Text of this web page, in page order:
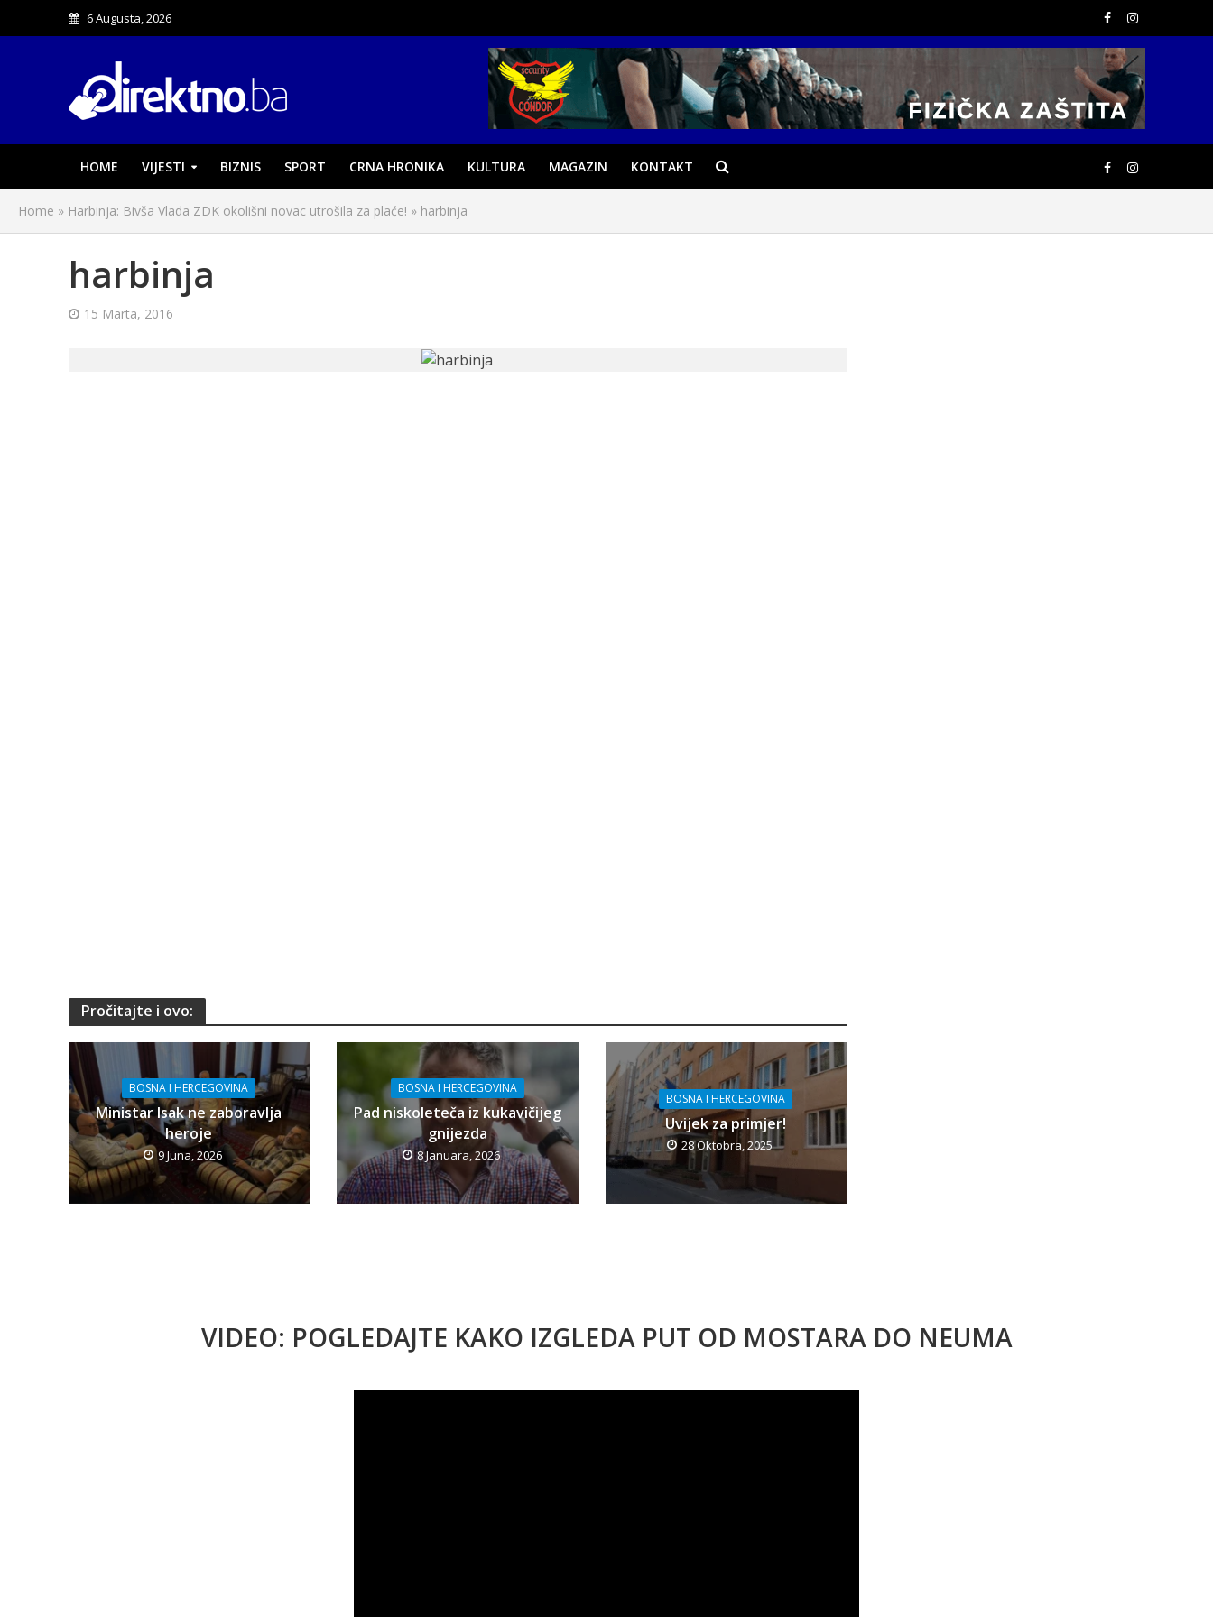
6 Augusta, 2026
HOME VIJESTI BIZNIS SPORT CRNA HRONIKA KULTURA MAGAZIN KONTAKT
Home » Harbinja: Bivša Vlada ZDK okolišni novac utrošila za plaće! » harbinja
harbinja
15 Marta, 2016
Pročitajte i ovo:
BOSNA I HERCEGOVINA
Ministar Isak ne zaboravlja
heroje
9 Juna, 2026
BOSNA I HERCEGOVINA
Pad niskoleteča iz kukavičijeg
gnijezda
8 Januara, 2026
BOSNA I HERCEGOVINA
Uvijek za primjer!
28 Oktobra, 2025
VIDEO: POGLEDAJTE KAKO IZGLEDA PUT OD MOSTARA DO NEUMA